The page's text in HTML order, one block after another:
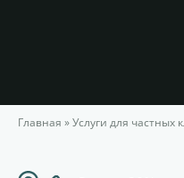
Главная »Услуги для частных